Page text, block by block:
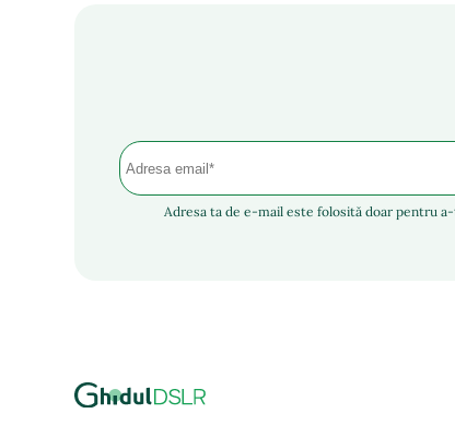
Adresa ta de e-mail este folosită doar pentru